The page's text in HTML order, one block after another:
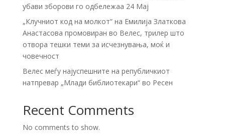
убави зборови го одбележаа 24 Мај
„Клучниот код на молкот“ на Емилија Златкова
Анастасова промовиран во Велес, трилер што
отвора тешки теми за исчезнувања, моќ и
човечност
Велес меѓу најуспешните на републичкиот
натпревар „Млади библиотекари“ во Ресен
Recent Comments
No comments to show.